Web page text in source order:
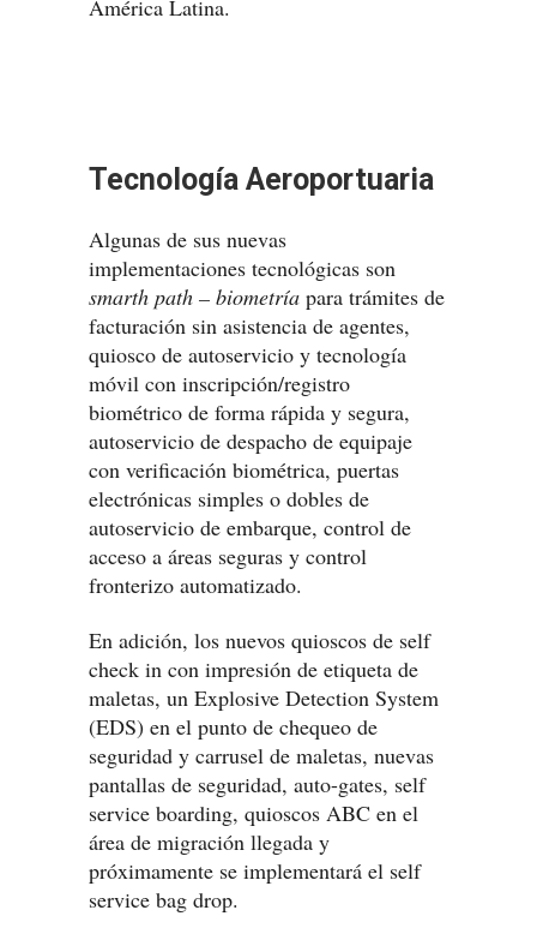
América Latina.
Tecnología Aeroportuaria
Algunas de sus nuevas
implementaciones tecnológicas son
smarth path – biometría para trámites de
facturación sin asistencia de agentes,
quiosco de autoservicio y tecnología
móvil con inscripción/registro
biométrico de forma rápida y segura,
autoservicio de despacho de equipaje
con verificación biométrica, puertas
electrónicas simples o dobles de
autoservicio de embarque, control de
acceso a áreas seguras y control
fronterizo automatizado.
En adición, los nuevos quioscos de self
check in con impresión de etiqueta de
maletas, un Explosive Detection System
(EDS) en el punto de chequeo de
seguridad y carrusel de maletas, nuevas
pantallas de seguridad, auto-gates, self
service boarding, quioscos ABC en el
área de migración llegada y
próximamente se implementará el self
service bag drop.